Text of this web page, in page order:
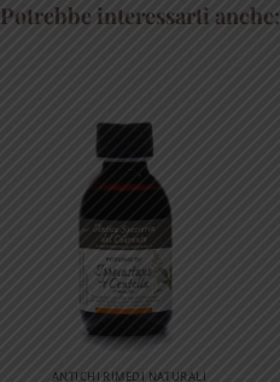
Potrebbe interessarti anche:
ANTICHI RIMEDI NATURALI